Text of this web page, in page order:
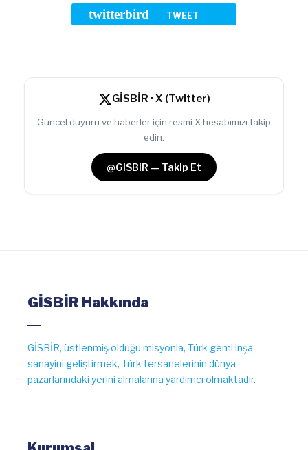
twitterbird TWEET
GİSBİR · X (Twitter)
Güncel duyuru ve haberler için resmi X hesabımızı takip
edin.
@GISBIR — Takip Et
GİSBİR Hakkında
GİSBİR, üstlenmiş olduğu misyonla, Türk gemi inşa
sanayini geliştirmek, Türk tersanelerinin dünya
pazarlarındaki yerini almalarına yardımcı olmaktadır.